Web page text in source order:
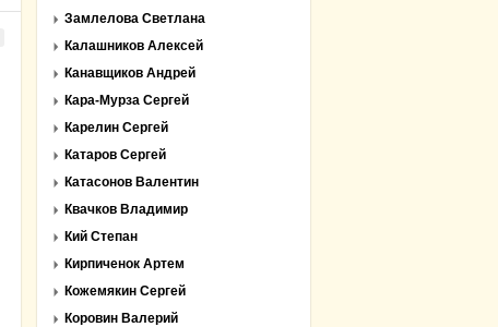
Замлелова Светлана
Калашников Алексей
Канавщиков Андрей
Кара-Мурза Сергей
Карелин Сергей
Катаров Сергей
Катасонов Валентин
Квачков Владимир
Кий Степан
Кирпиченок Артем
Кожемякин Сергей
Коровин Валерий